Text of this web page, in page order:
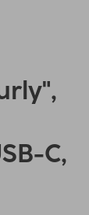
C,